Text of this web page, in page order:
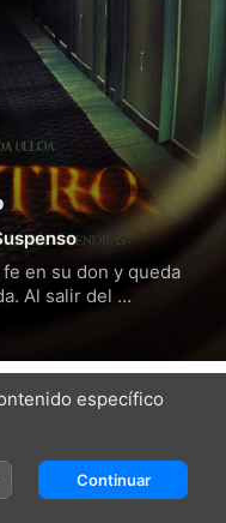
en su don y queda
Al salir del
ensangrentada.
de que la
departamento, pero
espectro tiene mucho
específico
Continuar